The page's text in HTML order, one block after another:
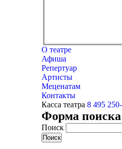
О театре
Афиша
Репертуар
Артисты
Меценатам
Контакты
Касса театра 8 495
Форма поиска
Поиск